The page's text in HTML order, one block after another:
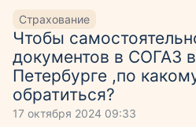
Страхование
Чтобы
документов в СОГАЗ
Петербурге ,по
обратиться?
17 октября 2024 09:33